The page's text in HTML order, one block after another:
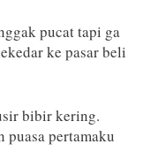
pucat tapi ga
ke pasar beli
bibir kering.
pertamaku